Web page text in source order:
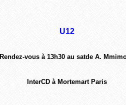
U12
Rendez-vous à 13h30 au satde A.
InterCD à Mortemart Paris